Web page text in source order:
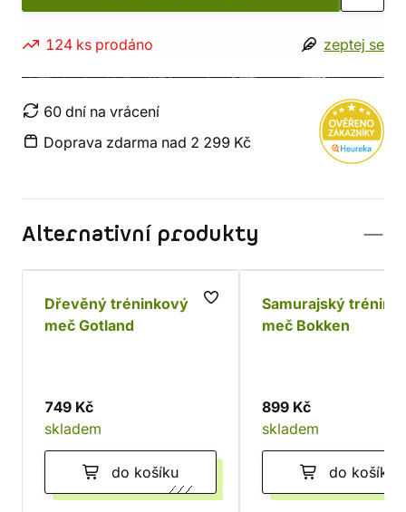
124 ks prodáno zeptej se
60 dní na vrácení
Doprava zdarma nad 2 299 Kč
Alternativní produkty
Dřevěný tréninkový
meč Gotland
749 Kč
skladem
do košíku
Samurajský
meč Bokken
899 Kč
skladem
do košíku